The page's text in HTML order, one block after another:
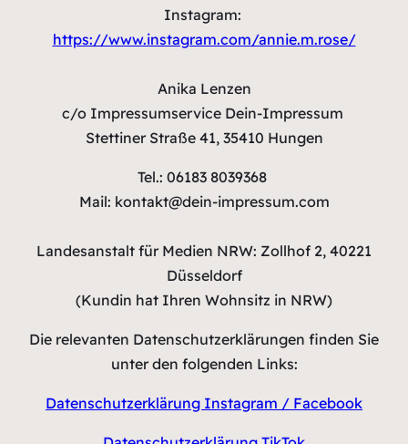
Instagram:
https://www.instagram.com/annie.m.rose/
Anika Lenzen
c/o Impressumservice Dein-Impressum
Stettiner Straße 41, 35410 Hungen
Tel.: 06183 8039368
Mail: kontakt@dein-impressum.com
Landesanstalt für Medien NRW: Zollhof 2, 40221
Düsseldorf
(Kundin hat Ihren Wohnsitz in NRW)
Die relevanten Datenschutzerklärungen finden Sie
unter den folgenden Links:
Datenschutzerklärung Instagram / Facebook